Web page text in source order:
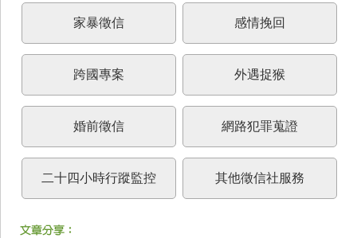
家暴徵信 感情挽回
跨國專案 外遇捉猴
婚前徵信 網路犯罪蒐證
二十四小時行蹤監控 其他徵信社服務